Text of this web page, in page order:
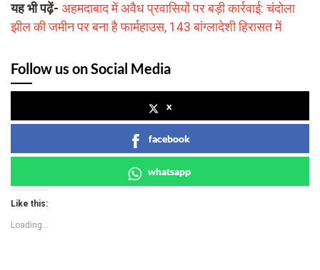
यह भी पढ़ें- अहमदाबाद में अवैध प्रवासियों पर बड़ी कार्रवाई: चंदोला
झील की जमीन पर बना है फार्महाउस, 143 बांग्लादेशी हिरासत में
Follow us on Social Media
x
facebook
whatsapp
Like this:
Loading...